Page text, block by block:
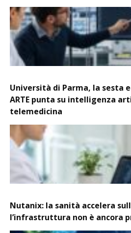
Università di Parma, la sesta
ARTE punta su intelligenza
telemedicina
Nutanix: la sanità accelera
l’infrastruttura non è ancora